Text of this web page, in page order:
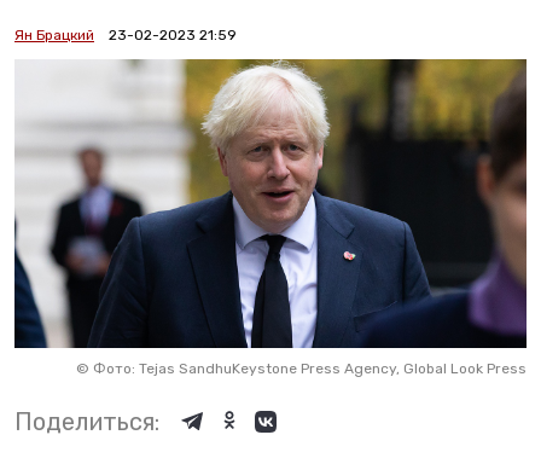
Ян Брацкий 23-02-2023 21:59
© Фото: Tejas SandhuKeystone Press Agency, Global Look Press
Поделиться: